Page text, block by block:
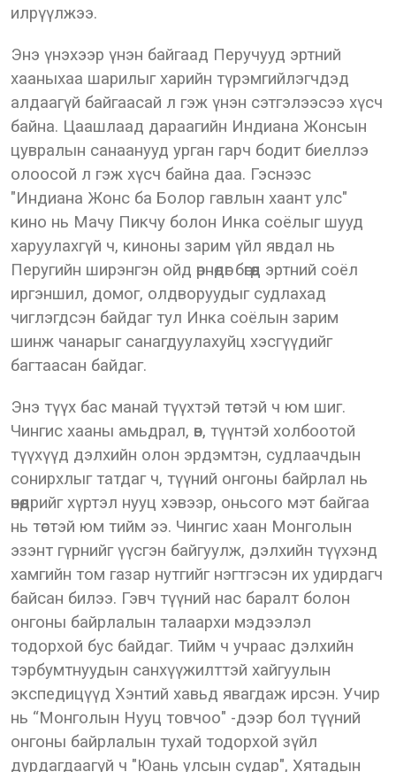
илрүүлжээ.
Энэ үнэхээр үнэн байгаад Перучууд эртний
хааныхаа шарилыг харийн түрэмгийлэгчдэд
алдаагүй байгаасай л гэж үнэн сэтгэлээсээ хүсч
байна. Цаашлаад дараагийн Индиана Жонсын
цувралын санаанууд урган гарч бодит биеллээ
олоосой л гэж хүсч байна даа. Гэснээс
"Индиана Жонс ба Болор гавлын хаант улс"
кино нь Мачу Пикчу болон Инка соёлыг шууд
харуулахгүй ч, киноны зарим үйл явдал нь
Перугийн ширэнгэн ойд өрнөдөг бөгөөд эртний соёл
иргэншил, домог, олдворуудыг судлахад
чиглэгдсэн байдаг тул Инка соёлын зарим
шинж чанарыг санагдуулахуйц хэсгүүдийг
багтаасан байдаг.
Энэ түүх бас манай түүхтэй төстэй ч юм шиг.
Чингис хааны амьдрал, өв, түүнтэй холбоотой
түүхүүд дэлхийн олон эрдэмтэн, судлаачдын
сонирхлыг татдаг ч, түүний онгоны байрлал нь
өнөөдрийг хүртэл нууц хэвээр, оньсого мэт байгаа
нь төстэй юм тийм ээ. Чингис хаан Монголын
эзэнт гүрнийг үүсгэн байгуулж, дэлхийн түүхэнд
хамгийн том газар нутгийг нэгтгэсэн их удирдагч
байсан билээ. Гэвч түүний нас баралт болон
онгоны байрлалын талаархи мэдээлэл
тодорхой бус байдаг. Тийм ч учраас дэлхийн
тэрбумтнуудын санхүүжилттэй хайгуулын
экспедицүүд Хэнтий хавьд явагдаж ирсэн. Учир
нь “Монголын Нууц товчоо" -дээр бол түүний
онгоны байрлалын тухай тодорхой зүйл
дурдагдаагүй ч "Юань улсын судар", Хятадын